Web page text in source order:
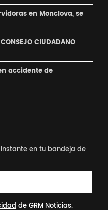
en Monclova, se
CONSEJO CIUDADANO
accidente de
en tu bandeja de
de GRM Noticias.